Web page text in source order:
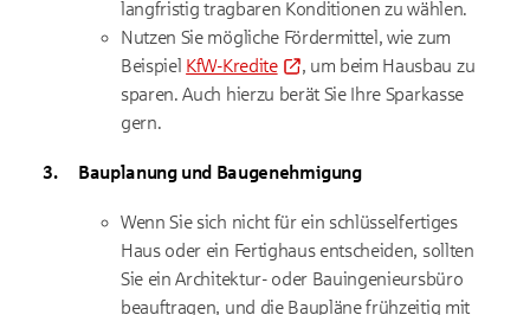
langfristig tragbaren Konditionen zu wählen.
Nutzen Sie mögliche Fördermittel, wie zum
Beispiel KfW-Kredite
, um beim Hausbau zu
sparen. Auch hierzu berät Sie Ihre Sparkasse
gern.
Bauplanung und Baugenehmigung
Wenn Sie sich nicht für ein schlüsselfertiges
Haus oder ein Fertighaus entscheiden, sollten
Sie ein Architektur- oder Bauingenieursbüro
beauftragen, und die Baupläne frühzeitig mit